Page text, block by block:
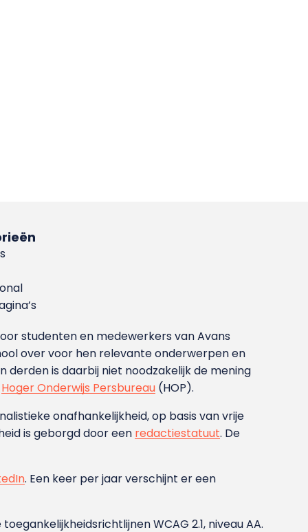
studenten en medewerkers van Avans
over voor hen relevante onderwerpen en
is daarbij niet noodzakelijk de mening
Hoger Onderwijs Persbureau (HOP).
onafhankelijkheid, op basis van vrije
is geborgd door een redactiestatuut. De
. Een keer per jaar verschijnt er een
WCAG 2.1, niveau AA.